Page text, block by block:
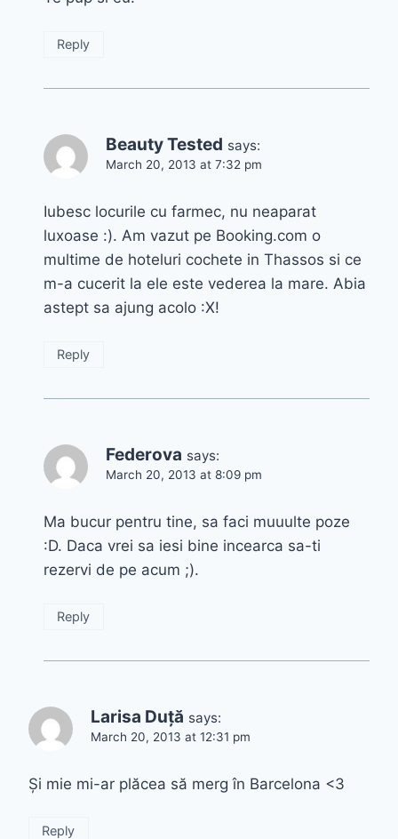
Reply
Beauty Tested says:
March 20, 2013 at 7:32 pm
Iubesc locurile cu farmec, nu neaparat
luxoase :). Am vazut pe Booking.com o
multime de hoteluri cochete in Thassos si ce
m-a cucerit la ele este vederea la mare. Abia
astept sa ajung acolo :X!
Reply
Federova says:
March 20, 2013 at 8:09 pm
Ma bucur pentru tine, sa faci muuulte poze
:D. Daca vrei sa iesi bine incearca sa-ti
rezervi de pe acum ;).
Reply
Larisa Duță says:
March 20, 2013 at 12:31 pm
Și mie mi-ar plăcea să merg în Barcelona <3
Reply